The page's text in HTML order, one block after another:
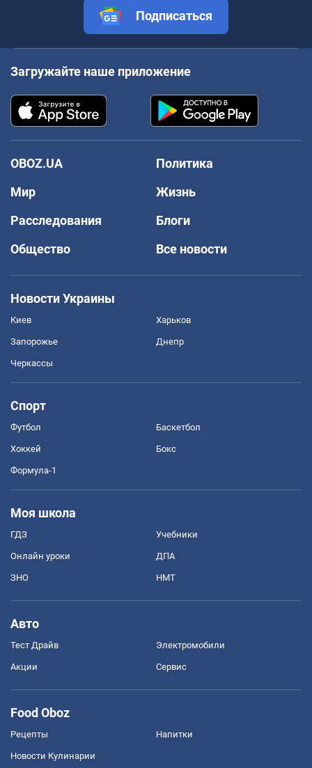
Подписаться
Загружайте наше приложение
OBOZ.UA
Политика
Мир
Жизнь
Расследования
Блоги
Общество
Все новости
Новости Украины
Киев Харьков
Запорожье Днепр
Черкассы
Спорт
Футбол Баскетбол
Хоккей Бокс
Формула-1
Моя школа
ГДЗ Учебники
Онлайн уроки ДПА
ЗНО НМТ
Авто
Тест Драйв Электромобили
Акции Сервис
Food Oboz
Рецепты Напитки
Новости Кулинарии